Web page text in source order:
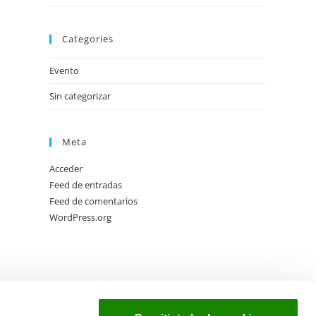
Categories
Evento
Sin categorizar
Meta
Acceder
Feed de entradas
Feed de comentarios
WordPress.org